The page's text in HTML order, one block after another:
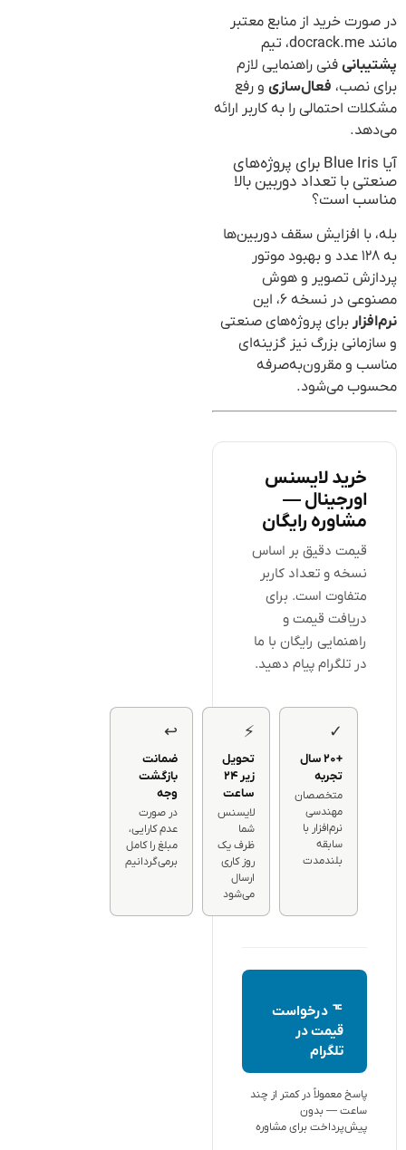
در صورت خرید از منابع معتبر
مانند docrack.me، تیم
پشتیبانی فنی راهنمایی لازم
برای نصب، فعال‌سازی و رفع
مشکلات احتمالی را به کاربر ارائه
می‌دهد.
آیا Blue Iris برای پروژه‌های
صنعتی با تعداد دوربین بالا
مناسب است؟
بله، با افزایش سقف دوربین‌ها
به ۱۲۸ عدد و بهبود موتور
پردازش تصویر و هوش
مصنوعی در نسخه ۶، این
نرم‌افزار برای پروژه‌های صنعتی
و سازمانی بزرگ نیز گزینه‌ای
مناسب و مقرون‌به‌صرفه
محسوب می‌شود.
خرید لایسنس
اورجینال —
مشاوره رایگان
قیمت دقیق بر اساس
نسخه و تعداد کاربر
متفاوت است. برای
دریافت قیمت و
راهنمایی رایگان با ما
در تلگرام پیام دهید.
✓
+۲۰ سال
تجربه
متخصصان
مهندسی
نرم‌افزار با
سابقه
بلندمدت
⚡
تحویل
زیر ۲۴
ساعت
لایسنس
شما
ظرف یک
روز کاری
ارسال
می‌شود
↩
ضمانت
بازگشت
وجه
در صورت
عدم کارایی،
مبلغ را کامل
برمی‌گردانیم
ᅚ درخواست
قیمت در
تلگرام
پاسخ معمولاً در کمتر از چند
ساعت — بدون
پیش‌پرداخت برای مشاوره